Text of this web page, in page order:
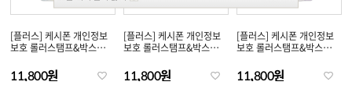
[플러스] 케시폰 개인정보
보호 롤러스탬프&박스
11,800원
[플러스] 케시폰 개인정보
보호 롤러스탬프&박스
11,800원
[플러스] 케시폰 개인정보
보호 롤러스탬프&박스
11,800원